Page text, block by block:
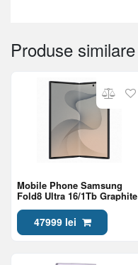
Produse similare
Mobile Phone Samsung
Fold8 Ultra 16/1Tb Graphite
47999 lei